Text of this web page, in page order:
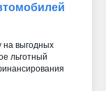
на выгодных
льготный